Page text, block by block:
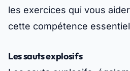
les exercices qui vous
cette compétence
Les sauts explosifs